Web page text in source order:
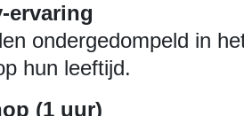
ervaring
ondergedompeld in
hun leeftijd.
(1 uur)